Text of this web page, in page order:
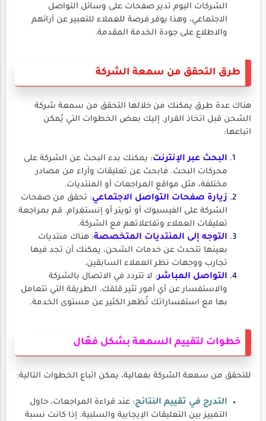
الشركات اليوم تدير صفحات على وسائل التواصل
الاجتماعي، وهذا يوفر فرصة للعملاء للتعبير عن آرائهم
والاطلاع على جودة الخدمة المقدمة.
طرق التحقق من سمعة الشركة
هناك عدة طرق يمكنك من خلالها التحقق من سمعة شركة
الشحن قبل اتخاذ القرار. إليك بعض الخطوات التي يُمكن
اتباعها:
البحث عبر الإنترنت: يمكنك بدء البحث عن الشركة على
محركات البحث. فابحث عن تعليقات وآراء من مصادر
مختلفة، مثل مواقع المراجعات أو المنتديات.
زيارة صفحات التواصل الاجتماعي: تحقق من صفحات
الشركة على الفيسبوك أو تويتر أو إنستغرام. قم بمراجعة
تعليقات العملاء وتفاعلاتهم مع الشركة.
التوجه إلى المنتديات المتخصصة: هناك منتديات
بعينها تتحدث عن خدمات الشحن، يمكنك أن تجد فيها
تجارب ووجهات نظر العملاء السابقين.
التواصل المباشر: لا تتردد في الاتصال بالشركة
والاستفسار عن أي أمور تثير قلقك. الطريقة التي تتعامل
بها مع استفساراتك تُظهر الكثير عن مستوى الخدمة.
خطوات لتقييم السمعة بشكل فعّال
للتحقق من سمعة الشركة بفعالية، يمكن اتباع الخطوات التالية:
التدرج في تقييم النتائج: عند قراءة المراجعات، حاول
التمييز بين التعليقات الإيجابية والسلبية. إذا كانت نسبة